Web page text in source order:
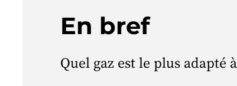
En bref
Quel gaz est le plus adapté